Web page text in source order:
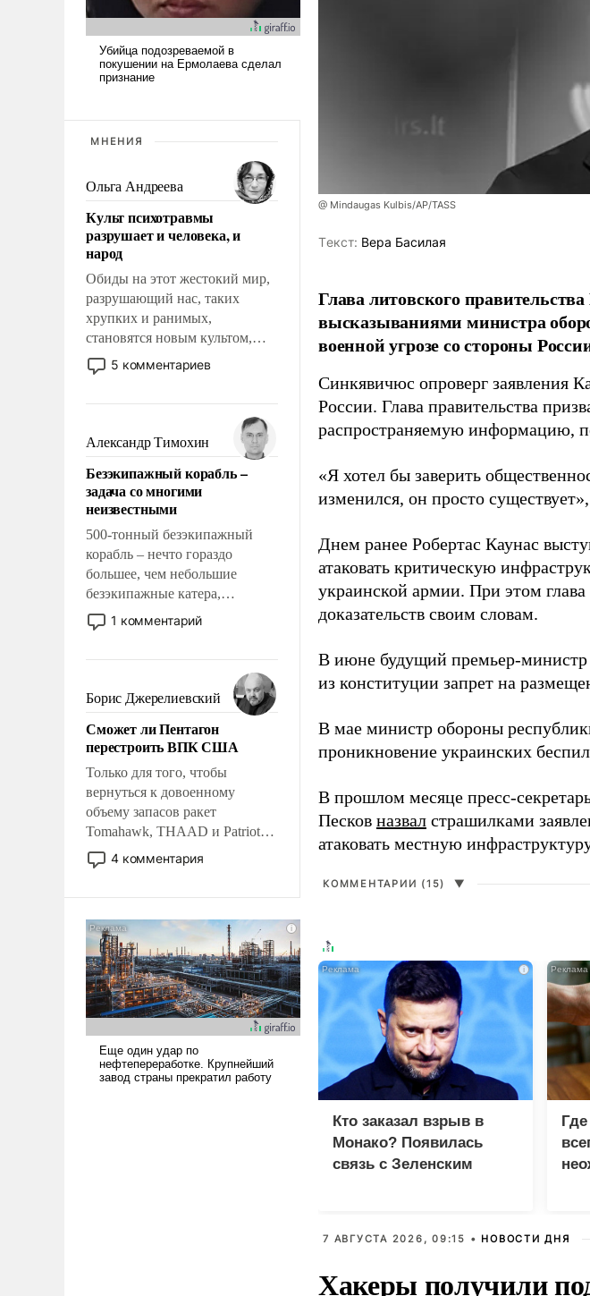
МНЕНИЯ
Ольга Андреева
Культ психотравмы
разрушает и человека, и
народ
Обиды на этот жестокий мир,
разрушающий нас, таких
хрупких и ранимых,
становятся новым культом,
постепенно вытесняя и
отменяя традиционное
мужественным и твердым под
ударами судьбы, брать на себя
ответственность, помогать
слабым, идти вперед и
адаптироваться.
5 комментариев
Александр Тимохин
Безэкипажный корабль –
задача со многими
неизвестными
500-тонный безэкипажный
корабль – нечто гораздо
большее, чем небольшие
безэкипажные катера,
применение которых уже
стало обыденностью. Задача по
сложна и амбициозна. Однако
и ее реализация радикально
поднимет наши боевые
возможности.
1 комментарий
Борис Джерелиевский
Сможет ли Пентагон
перестроить ВПК США
Только для того, чтобы
вернуться к довоенному
объему запасов ракет
Tomahawk, THAAD и Patriot
США потребуется более трех
лет. Даже небольшая война с
Сложившаяся ситуация
означает многолетний период
уязвимости США, например,
перед Китаем.
4 комментария
@ Mindaugas Kulbis/AP/TASS
Tекст: Вера Басилая
Глава литовского
высказываниями министра
военной угрозе со стороны
Синкявичюс опроверг заявления
России. Глава правительства
распространяемую информацию,
«Я хотел бы заверить
изменился, он просто
Днем ранее Робертас Каунас
атаковать критическую
украинской армии. При этом
доказательств своим словам.
В июне будущий премьер-
из конституции запрет на
В мае министр обороны
проникновение украинских
В прошлом месяце пресс-
Песков назвал страшилками
атаковать местную
КОММЕНТАРИИ (15) ▼
i
Кто заказал взрыв в
Монако? Появилась
связь с Зеленским
7 АВГУСТА 2026, 09:15 • НОВОСТИ ДНЯ
Хакеры получили